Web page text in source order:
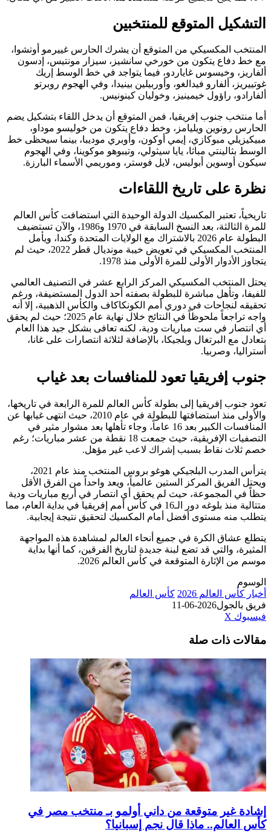
التشكيل المتوقع للمنتخبين
المنتخب المكسيكي من المتوقع أن يشرك الحارس غييرمو أوتشوا،
مع خط دفاع يتكون من خورخي سانشيز، سيزار مونتيس، إدسون
ألفاريز، وخيسوس غاياردو، فيما يتواجد في خط الوسط إريك
غوتييريز، ألفارو فيدالغو، وأوربيلين بينيدا، وفي الهجوم روبرتو
ألفارادو، راؤول خيمينيز، وخوليان كينونيس.
أما منتخب جنوب إفريقيا، فمن المتوقع أن يدخل اللقاء بتشكيل يضم
الحارس رونوين ويليامز، وخط دفاع يتكون من خوليسو موداو،
مبيكيزيلي مبوكازي، إيمي أوكون، وأوبري موديبا، بينما سيحظى خط
الوسط بثالينتي مباثا، يايا سيثولي، وتيبوهو موكوينا، وفي الهجوم
سيكون أوسوين أبوليس، لايل فوستر، وموريمي الأسماء البارزة.
نظرة على تاريخ اللقاءات
تاريخياً، تعتبر المكسيك الدولة الوحيدة التي استضافت كأس العالم
للمرة الثالثة، بعد النسخ السابقة في 1970 و1986، والآن تستضيف
البطولة عام 2026 بالاشتراك مع الولايات المتحدة وكندا، ويأمل
المنتخب المكسيكي في تعويض خيبة مونديال قطر 2022، حيث لم
يتجاوز الأدوار الأولى للمرة الأولى منذ 1978.
يحتل المنتخب المكسيكي المركز الرابع عشر في التصنيف العالمي
للفيفا، وتأهل مباشرة للبطولة بصفته أحد الدول المستضيفة، ورغم
تحقيقه لنجاحات في دوري أمم الكونكاكاف والكأس الذهبية، إلا أنه
واجه تراجعاً ملحوظاً في النتائج خلال نهاية عام 2025؛ حيث لم يحقق
أي انتصار في ست مباريات ودية، لكنه تعافى بشكل جيد هذا العام
بتعادل مع البرتغال وبلجيكا، بالإضافة لثلاثة انتصارات على غانا،
أستراليا، وصربيا.
جنوب إفريقيا تعود للمنافسات بعد غياب
تعود جنوب إفريقيا إلى بطولة كأس العالم للمرة الرابعة في تاريخها،
والأولى منذ استضافتها للبطولة في عام 2010، حيث انتهى غيابها عن
المنافسات الكبير بعد 16 عاماً، وجاء تأهلها بعد مشوار مثير في
التصفيات الإفريقية، حيث جمعت 18 نقطة من عشر مباريات؛ رغم
خصم ثلاث نقاط بسبب إشراك لاعب غير مؤهل.
يترأس المدرب البلجيكي هوغو بروس المنتخب منذ عام 2021،
ويحتل الفريق المركز الستين عالمياً، ويعد واحداً من الفرق الأقل
حظاً في المجموعة، حيث لم يحقق أي انتصار في أربع مباريات ودية
متتالية منذ بلوغه دور الـ16 في كأس أمم إفريقيا في بداية العام، مما
يتطلب منه مستوى أفضل أمام المكسيك لتحقيق نتيجة إيجابية.
يتطلع عشاق الكرة في جميع أنحاء العالم لمشاهدة هذه المواجهة
المثيرة، والتي قد تضع لبنة جديدة لتاريخ الفرقين، كما أنها بداية
موسم من الإثارة المتوقعة في كأس العالم 2026.
الوسوم
أخبار كأس العالم 2026
كأس العالم
فريق بالجول2026-06-11
فيسبوك ‫X
البريد
مقالات ذات صلة
إشادة غير متوقعة من داني أولمو بـ منتخب مصر في
كأس العالم.. ماذا قال نجم إسبانيا؟